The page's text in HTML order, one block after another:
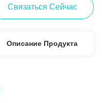
Связаться Сейчас
Описание Продукта